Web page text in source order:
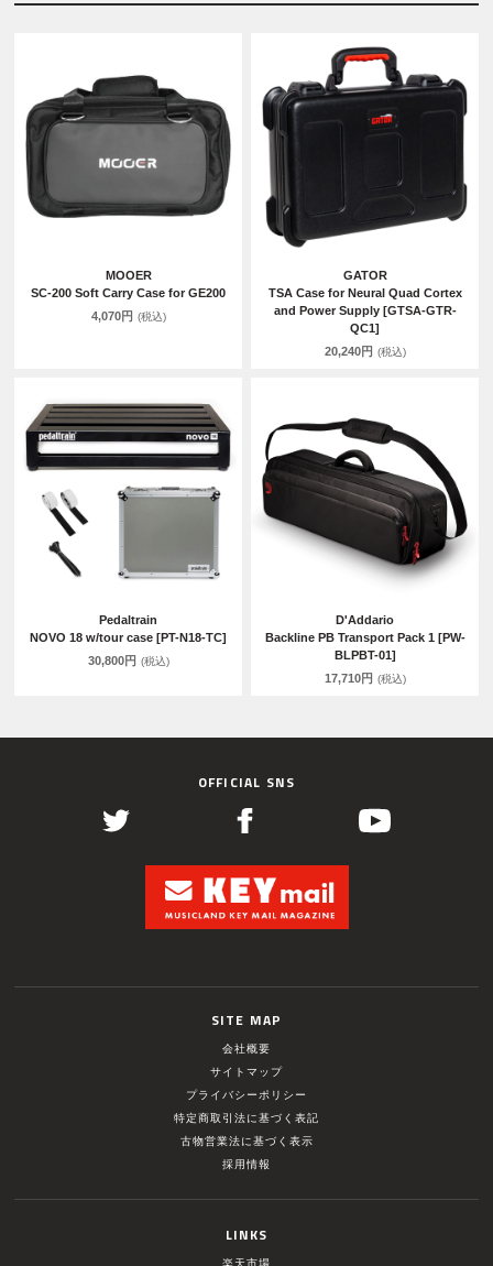
MOOER
SC-200 Soft Carry Case for GE200
4,070円 (税込)
GATOR
TSA Case for Neural Quad Cortex
and Power Supply [GTSA-GTR-
QC1]
20,240円 (税込)
Pedaltrain
NOVO 18 w/tour case [PT-N18-TC]
30,800円 (税込)
D'Addario
Backline PB Transport Pack 1 [PW-
BLPBT-01]
17,710円 (税込)
OFFICIAL SNS
SITE MAP
会社概要
サイトマップ
プライバシーポリシー
特定商取引法に基づく表記
古物営業法に基づく表示
採用情報
LINKS
楽天市場